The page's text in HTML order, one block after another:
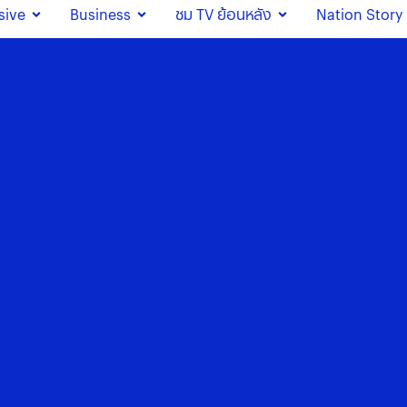
Business ชม TV ย้อนหลัง Nation Story